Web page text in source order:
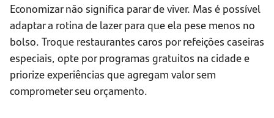
Economizar não significa parar de viver. Mas é possível
adaptar a rotina de lazer para que ela pese menos no
bolso. Troque restaurantes caros por refeições caseiras
especiais, opte por programas gratuitos na cidade e
priorize experiências que agregam valor sem
comprometer seu orçamento.